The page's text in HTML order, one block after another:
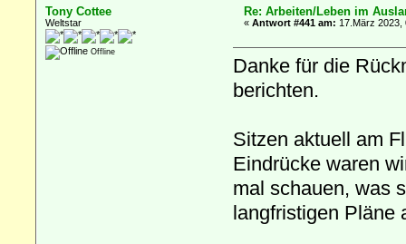
Tony Cottee
Weltstar
Offline
Re: Arbeiten/Leben im
«Antwort #441 am: 17.März 2023,
Danke für die
berichten.
Sitzen aktuell am
Eindrücke waren
mal schauen, was
langfristigen Pläne